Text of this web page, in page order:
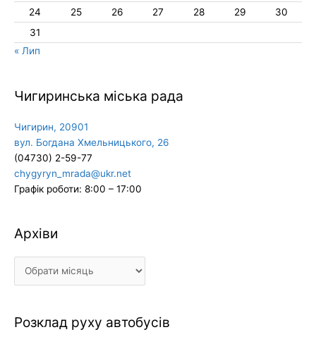
24
25 26 27 28 29
30
31
« Лип
Чигиринська міська рада
Чигирин, 20901
вул. Богдана Хмельницького, 26
(04730) 2-59-77
chygyryn_mrada@ukr.net
Графік роботи: 8:00 – 17:00
Архіви
Архіви
Розклад руху автобусів